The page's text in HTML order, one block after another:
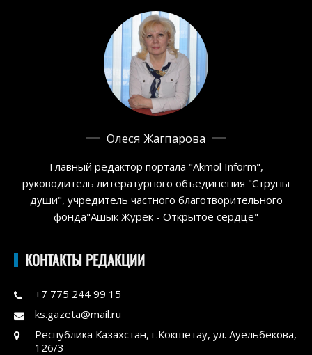
Олеся Жагпарова
Главный редактор портала "Akmol Inform",
руководитель литературного объединения "Струны
души", учредитель частного благотворительного
фонда"Ашык Журек - Открытое сердце"
КОНТАКТЫ РЕДАКЦИИ
+7 775 244 99 15
ks.gazeta@mail.ru
Республика Казахстан, г.Кокшетау, ул. Ауельбекова,
126/3